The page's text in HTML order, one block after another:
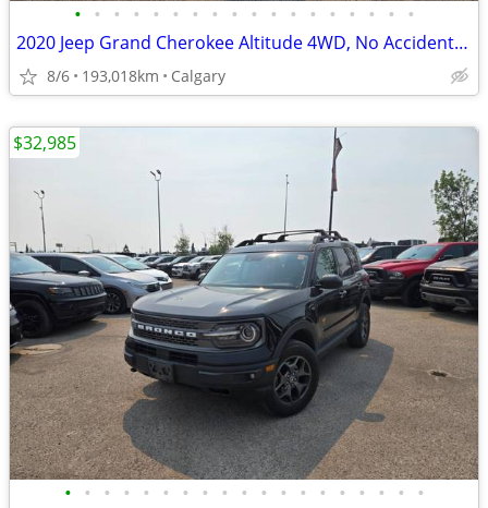
• • • • • • • • • • • • • • • • • •
2020 Jeep Grand Cherokee Altitude 4WD, No Accidents, Local Unit #
8/6 193,018km Calgary
• • • • • • • • • • • • • • • • • • •
$32,985